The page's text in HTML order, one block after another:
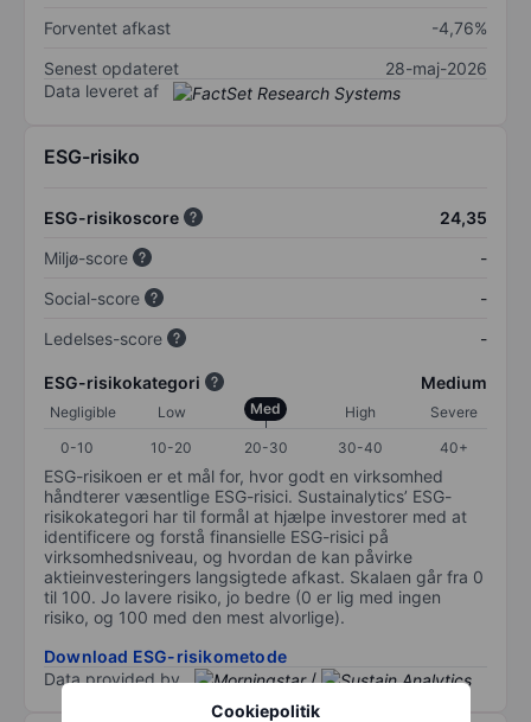
Cookiepolitik
Forventet afkast
-4,76%
Senest opdateret
28-maj-2026
Data leveret af
ESG-risiko
ESG-risikoscore
24,35
Miljø-score
-
Social-score
-
Ledelses-score
-
ESG-risikokategori Medium
Negligible Low Med High
Severe
0-10
10-20 20-30 30-40 40+
ESG-risikoen er et mål for, hvor godt en virksomhed
håndterer væsentlige ESG-risici. Sustainalytics’ ESG-
risikokategori har til formål at hjælpe investorer med at
identificere og forstå finansielle ESG-risici på
virksomhedsniveau, og hvordan de kan påvirke
aktieinvesteringers langsigtede afkast. Skalaen går fra 0
til 100. Jo lavere risiko, jo bedre (0 er lig med ingen
risiko, og 100 med den mest alvorlige).
Download ESG-risikometode
Data provided by
/